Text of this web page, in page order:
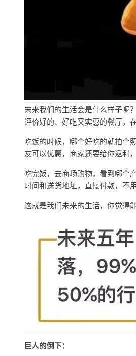
未来我们的生活会是什么样子呢
评价好的、好吃又实惠的餐厅，
吃饭的时候，哪个好吃的就拍个
友可以优惠，商家还要给你返利
吃完饭，去商场购物，看到哪个
时间和送货地址，直接付款，不
这就是我们未来的生活，你觉得
巨人的倒下：